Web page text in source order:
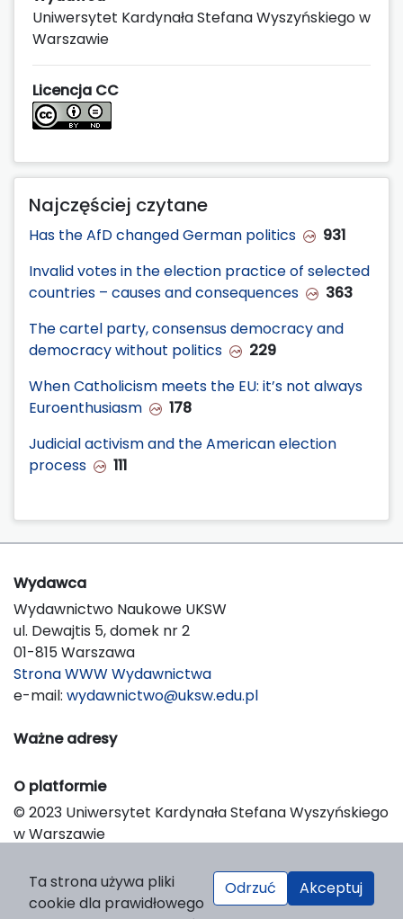
Uniwersytet Kardynała Stefana Wyszyńskiego w
Warszawie
Licencja CC
Najczęściej czytane
Has the AfD changed German politics
931
Invalid votes in the election practice of selected
countries – causes and consequences
363
The cartel party, consensus democracy and
democracy without politics
229
When Catholicism meets the EU: it’s not always
Euroenthusiasm
178
Judicial activism and the American election
process
111
Wydawca
Wydawnictwo Naukowe UKSW
ul. Dewajtis 5, domek nr 2
01-815 Warszawa
Strona WWW Wydawnictwa
e-mail: wydawnictwo@uksw.edu.pl
Ważne adresy
O platformie
© 2023 Uniwersytet Kardynała Stefana Wyszyńskiego
w Warszawie
Platform & Workflow by OJS/PKP
Ta strona używa pliki
cookie dla prawidłowego
Odrzuć Akceptuj